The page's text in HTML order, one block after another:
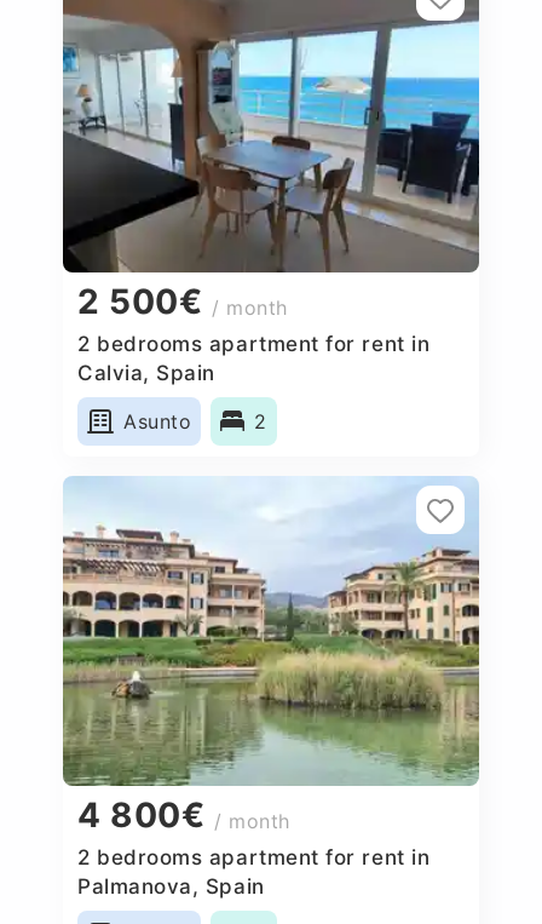
2 500€ / month
2 bedrooms apartment for rent in
Calvia, Spain
Asunto
2
4 800€ / month
2 bedrooms apartment for rent in
Palmanova, Spain